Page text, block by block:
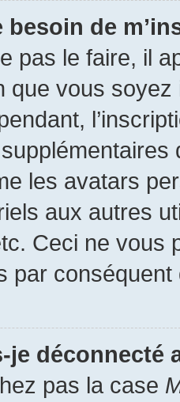
besoin de
pas le faire, il
que vous
les avatars
aux autres
Ceci ne vous
par conséquent
je déconnecté
pas la case